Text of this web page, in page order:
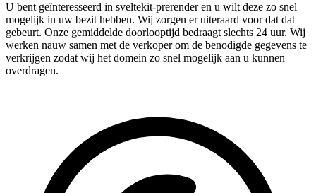
U bent geïnteresseerd in sveltekit-prerender en u wilt deze zo snel
mogelijk in uw bezit hebben. Wij zorgen er uiteraard voor dat dat
gebeurt. Onze gemiddelde doorlooptijd bedraagt slechts 24 uur. Wij
werken nauw samen met de verkoper om de benodigde gegevens te
verkrijgen zodat wij het domein zo snel mogelijk aan u kunnen
overdragen.